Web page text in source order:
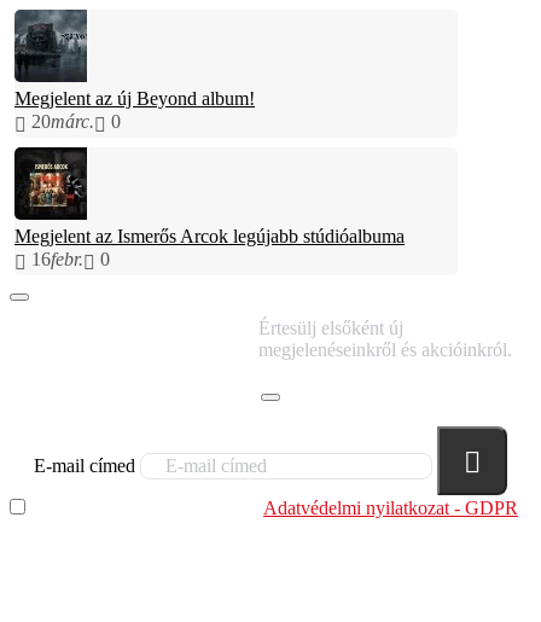
Megjelent az új Beyond album!
20márc. 0
Megjelent az Ismerős Arcok legújabb stúdióalbuma
16febr. 0
Értesülj elsőként új
megjelenéseinkről és akcióinkról.
E-mail címed
Adatvédelmi nyilatkozat - GDPR